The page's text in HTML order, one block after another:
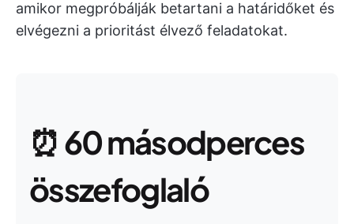
amikor megpróbálják betartani a határidőket és
elvégezni a prioritást élvező feladatokat.
⏰60 másodperces
összefoglaló